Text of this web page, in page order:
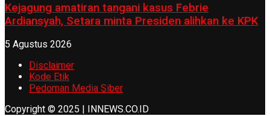
Kejagung amatiran tangani kasus Febrie
Ardiansyah, Setara minta Presiden alihkan ke KPK
5 Agustus 2026
Disclaimer
Kode Etik
Pedoman Media Siber
Copyright © 2025 | INNEWS.CO.ID